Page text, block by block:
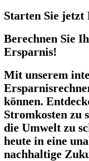
Starten Sie
Berechnen Sie
Ersparnis!
Mit unserem
können.
Stromkosten zu
die Umwelt zu
heute in eine
nachhaltige